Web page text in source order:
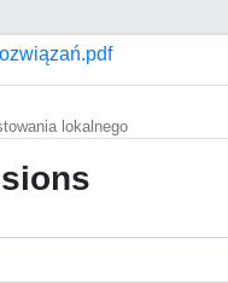
lokalnego